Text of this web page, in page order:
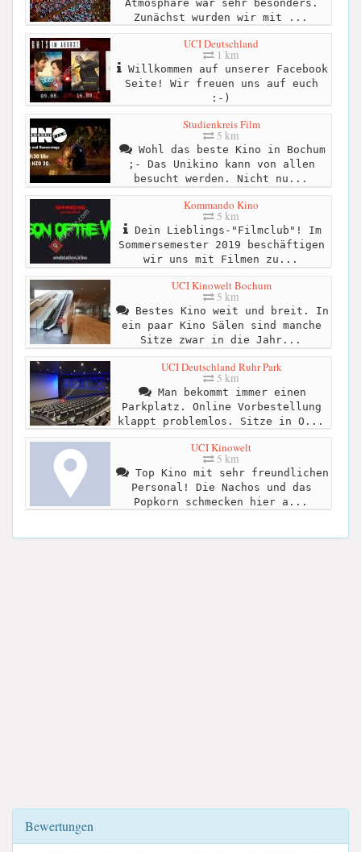
Atmosphäre war sehr besonders.
Zunächst wurden wir mit ...
UCI Deutschland
1 km
Willkommen auf unserer Facebook
Seite! Wir freuen uns auf euch
:-)
Studienkreis Film
5 km
Wohl das beste Kino in Bochum
;- Das Unikino kann von allen
besucht werden. Nicht nu...
Kommando Kino
5 km
Dein Lieblings-"Filmclub"! Im
Sommersemester 2019 beschäftigen
wir uns mit Filmen zu...
UCI Kinowelt Bochum
5 km
Bestes Kino weit und breit. In
ein paar Kino Sälen sind manche
Sitze zwar in die Jahr...
UCI Deutschland Ruhr Park
5 km
Man bekommt immer einen
Parkplatz. Online Vorbestellung
klappt problemlos. Sitze in O...
UCI Kinowelt
5 km
Top Kino mit sehr freundlichen
Personal! Die Nachos und das
Popkorn schmecken hier a...
Bewertungen